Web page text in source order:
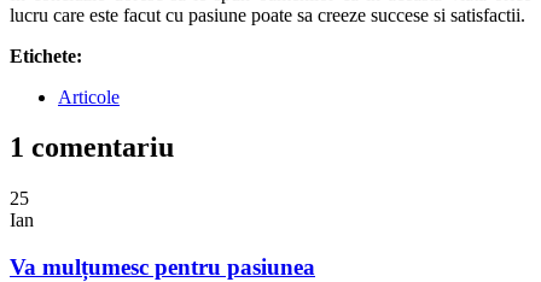
lucru care este facut cu pasiune poate sa creeze succese si satisfactii.
Etichete:
Articole
1 comentariu
25
Ian
Va mulțumesc pentru pasiunea